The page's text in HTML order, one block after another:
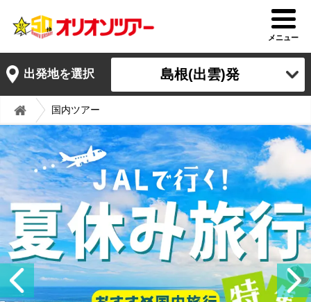
メニュー
出発地を選択 島根(出雲)発
国内ツアー